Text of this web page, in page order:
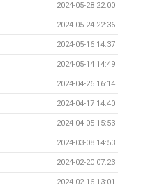
2024-05-28 22:00
2024-05-24 22:36
2024-05-16 14:37
2024-05-14 14:49
2024-04-26 16:14
2024-04-17 14:40
2024-04-05 15:53
2024-03-08 14:53
2024-02-20 07:23
2024-02-16 13:01